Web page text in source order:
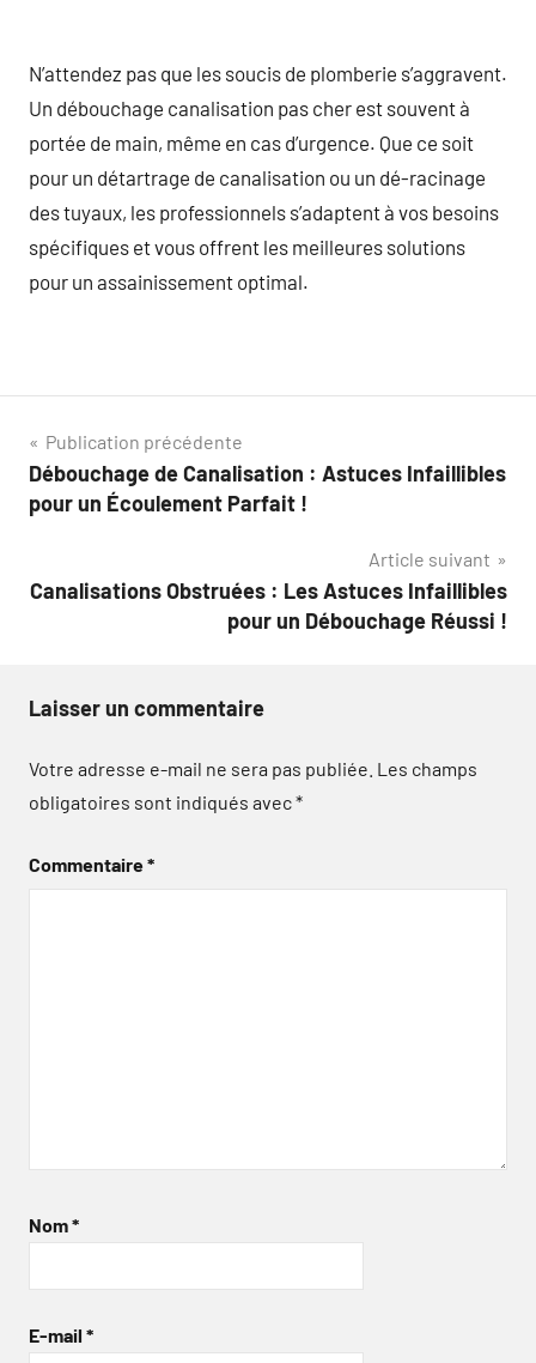
N’attendez pas que les soucis de plomberie s’aggravent.
Un débouchage canalisation pas cher est souvent à
portée de main, même en cas d’urgence. Que ce soit
pour un détartrage de canalisation ou un dé-racinage
des tuyaux, les professionnels s’adaptent à vos besoins
spécifiques et vous offrent les meilleures solutions
pour un assainissement optimal.
Navigation
de
Publication précédente
Débouchage de Canalisation : Astuces Infaillibles
pour un Écoulement Parfait !
Article suivant
Canalisations Obstruées : Les Astuces Infaillibles
pour un Débouchage Réussi !
Laisser un commentaire
Votre adresse e-mail ne sera pas publiée. Les champs
obligatoires sont indiqués avec*
Commentaire*
Nom*
E-mail *